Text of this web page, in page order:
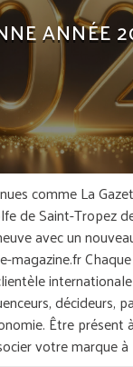
MODE & BIEN ÊTRE
RECETTE
TROPEZ
ANNÉE
comme La
de Saint-Tropez
avec un
magazine.fr
décideurs,
Être présent
votre marque